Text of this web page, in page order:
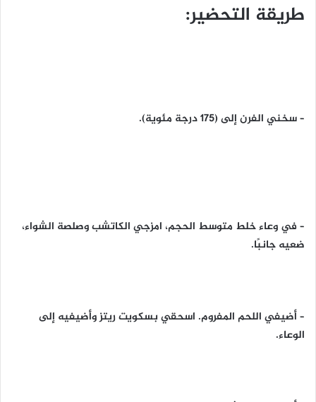
طريقة التحضير:
– سخني الفرن إلى (175 درجة مئوية).
– في وعاء خلط متوسط الحجم، امزجي الكاتشب وصلصة الشواء،
ضعيه جانبًا.
– أضيفي اللحم المفروم. اسحقي بسكويت ريتز وأضيفيه إلى
الوعاء.